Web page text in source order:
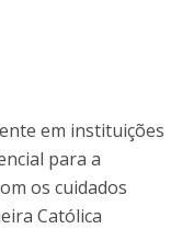
em instituições
para a
os cuidados
Católica